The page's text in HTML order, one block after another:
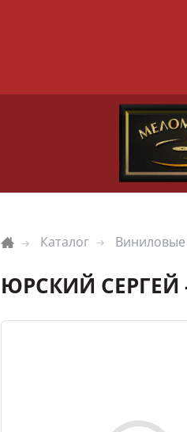
Каталог Виниловые
ЮРСКИЙ СЕРГЕЙ